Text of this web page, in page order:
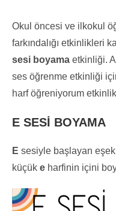
Okul öncesi ve ilkokul
farkındalığı etkinlikleri
sesi boyama etkinliği.
ses öğrenme etkinliği
harf öğreniyorum
E SESİ BOYAMA
E sesiyle başlayan
küçük e harfinin içini